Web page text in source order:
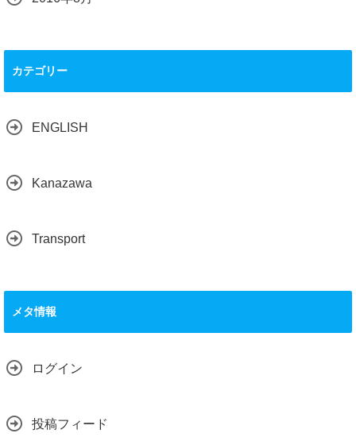
カテゴリー
ENGLISH
Kanazawa
Transport
メタ情報
ログイン
投稿フィード